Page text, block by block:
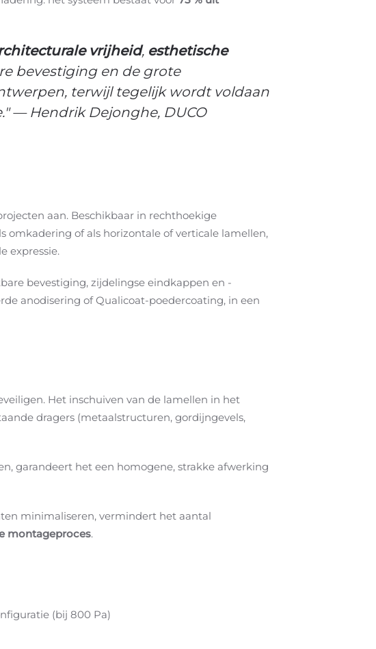
vrijheid, esthetische
bevestiging en de grote
terwijl tegelijk wordt voldaan
— Hendrik Dejonghe, DUCO
aan. Beschikbaar in rechthoekige
of als horizontale of verticale lamellen,
expressie.
bevestiging, zijdelingse eindkappen en -
anodisering of Qualicoat-poedercoating, in een
Het inschuiven van de lamellen in het
dragers (metaalstructuren, gordijngevels,
garandeert het een homogene, strakke afwerking
minimaliseren, vermindert het aantal
montageproces.
(bij 800 Pa)